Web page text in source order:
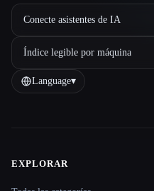
Conecte asistentes de IA
Índice legible por máquina
Language▾
Site navigation
EXPLORAR